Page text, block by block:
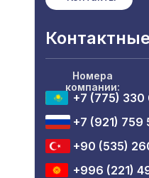
+7 (921) 759
+996 (221)
+90 (535)
+7 (775) 330
Номера
компании: